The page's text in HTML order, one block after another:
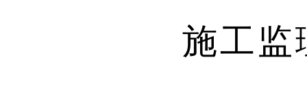
施工监